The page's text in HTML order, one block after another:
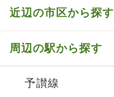
近辺の市区から探す
周辺の駅から探す
予讃線